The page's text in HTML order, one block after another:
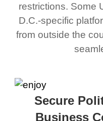
restrictions. Some
D.C.-specific
from outside the
Secure
Business